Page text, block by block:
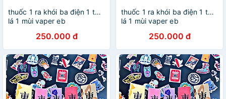
thuốc 1 ra khói ba điện 1 tử 1
lá 1 mùi vaper eb
250.000 đ
thuốc 1 ra khói ba điện 1 tử 1
lá 1 mùi vaper eb
250.000 đ